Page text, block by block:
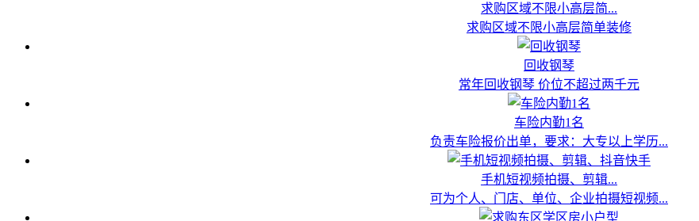
求购区域不限小高层简...
求购区域不限小高层简单装修
回收钢琴
常年回收钢琴 价位不超过两千元
车险内勤1名
负责车险报价出单，要求：大专以上学历...
手机短视频拍摄、剪辑...
可为个人、门店、单位、企业拍摄短视频...